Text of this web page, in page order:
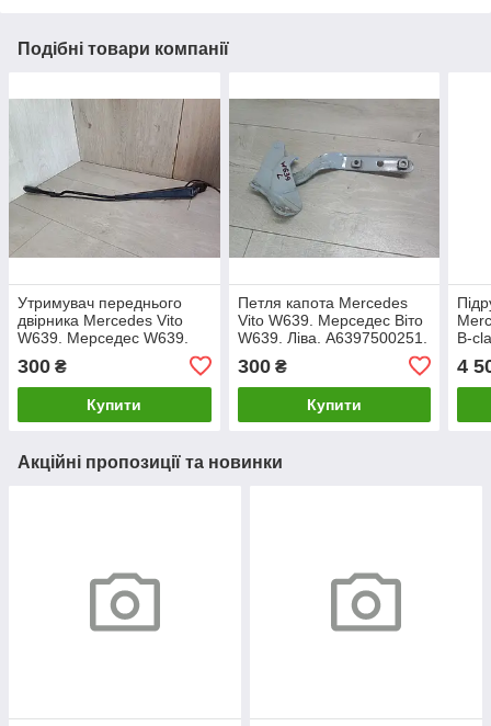
Подібні товари компанії
Утримувач переднього
двірника Mercedes Vito
W639. Мерседес W639.
300 ₴
Купити
Петля капота Mercedes
Vito W639. Мерседес Віто
W639. Ліва. A6397500251.
300₴
Купити
B-
4
Акційні пропозиції та новинки